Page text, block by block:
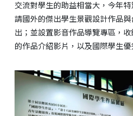
交流對學生的助益相當大，今年
請國外的傑出學生景觀設計作品
出；並設置影音作品導覽專區，
的作品介紹影片，以及國際學生優